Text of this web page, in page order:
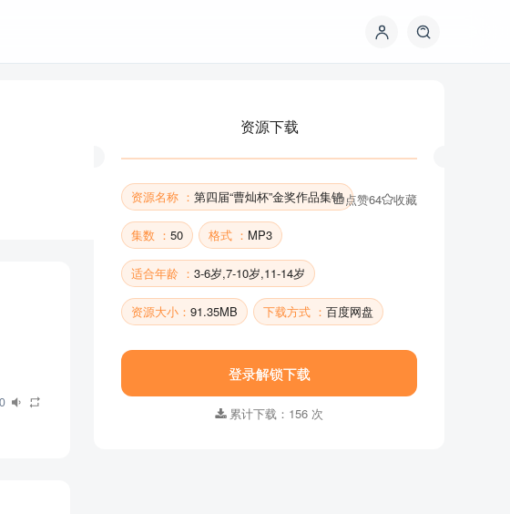
点赞64 收藏
资源下载
资源名称 ： 第四届“曹灿杯”金奖作品集锦
集数 ： 50 格式 ： MP3
适合年龄 ： 3-6岁,7-10岁,11-14岁
资源大小： 91.35MB 下载方式 ： 百度网盘
登录解锁下载
累计下载：156 次
资源下载
第四届“曹灿杯”金奖作品集锦
格式 ：MP3